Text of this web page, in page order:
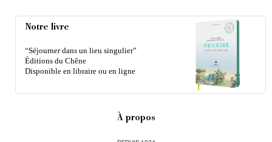
Notre livre
“Séjourner dans un lieu singulier”
Éditions du Chêne
Disponible en libraire ou en ligne
À propos